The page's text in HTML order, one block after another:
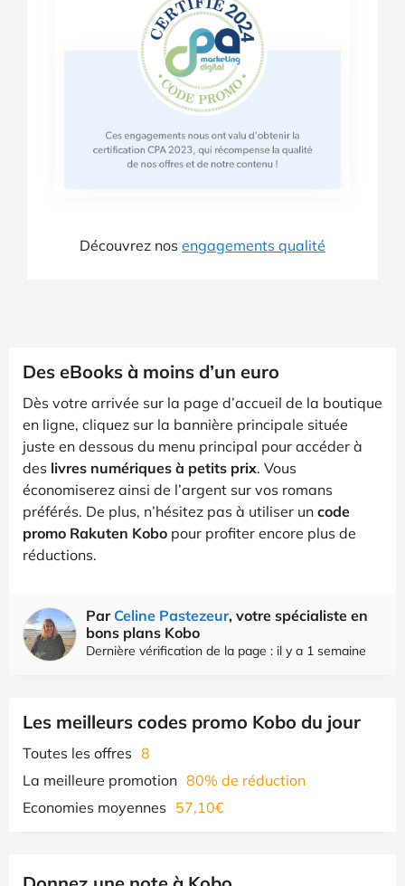
Découvrez nos engagements qualité
Des eBooks à moins d’un euro
Dès votre arrivée sur la page d’accueil de la boutique
en ligne, cliquez sur la bannière principale située
juste en dessous du menu principal pour accéder à
des livres numériques à petits prix. Vous
économiserez ainsi de l’argent sur vos romans
préférés. De plus, n’hésitez pas à utiliser un code
promo Rakuten Kobo pour profiter encore plus de
réductions.
Par Celine Pastezeur, votre spécialiste en
bons plans Kobo
Dernière vérification de la page : il y a 1 semaine
Les meilleurs codes promo Kobo du jour
Toutes les offres 8
La meilleure promotion 80% de réduction
Economies moyennes 57,10€